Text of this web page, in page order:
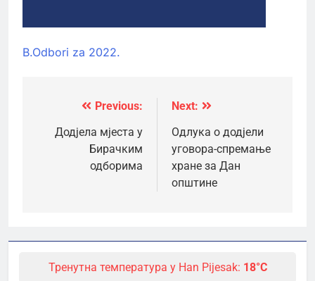
B.Odbori za 2022.
Кретање
чланка
Previous:
Додјела мјеста у
Бирачким
одборима
Next:
Одлука о додјели
уговора-спремање
хране за Дан
општине
Тренутна температура у Han Pijesak: 18°C